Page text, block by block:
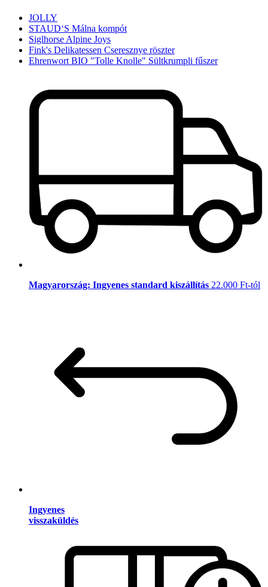
JOLLY
STAUD‘S Málna kompót
Siglhorse Alpine Joys
Fink's Delikatessen Cseresznye röszter
Ehrenwort BIO "Tolle Knolle" Sültkrumpli fűszer
Magyarország: Ingyenes standard kiszállítás 22.000 Ft-tól
Ingyenes
visszaküldés